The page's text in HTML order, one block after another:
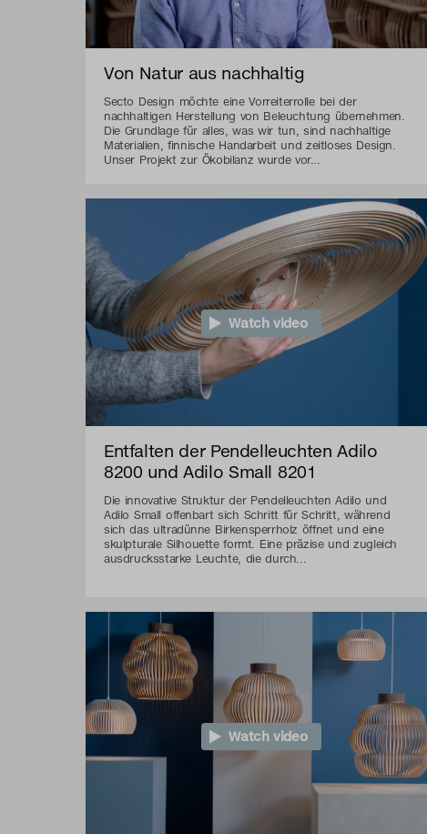
Von Natur aus nachhaltig
Secto Design möchte eine Vorreiterrolle bei der
nachhaltigen Herstellung von Beleuchtung übernehmen.
Die Grundlage für alles, was wir tun, sind nachhaltige
Materialien, finnische Handarbeit und zeitloses Design.
Unser Projekt zur Ökobilanz wurde vor...
Watch video
Entfalten der Pendelleuchten Adilo
8200 und Adilo Small 8201
Die innovative Struktur der Pendelleuchten Adilo und
Adilo Small offenbart sich Schritt für Schritt, während
sich das ultradünne Birkensperrholz öffnet und eine
skulpturale Silhouette formt. Eine präzise und zugleich
ausdrucksstarke Leuchte, die durch...
Watch video